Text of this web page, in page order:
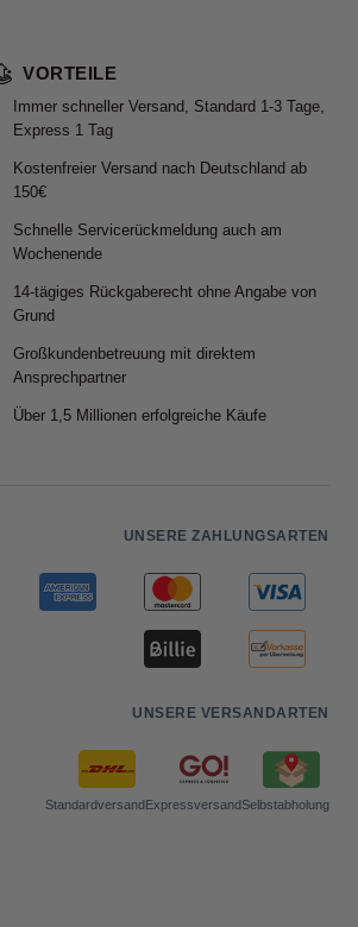
VORTEILE
Immer schneller Versand, Standard 1-3 Tage,
Express 1 Tag
Kostenfreier Versand nach Deutschland ab
150€
Schnelle Servicerückmeldung auch am
Wochenende
14-tägiges Rückgaberecht ohne Angabe von
Grund
Großkundenbetreuung mit direktem
Ansprechpartner
Über 1,5 Millionen erfolgreiche Käufe
UNSERE ZAHLUNGSARTEN
UNSERE VERSANDARTEN
StandardversandExpressversandSelbstabholung